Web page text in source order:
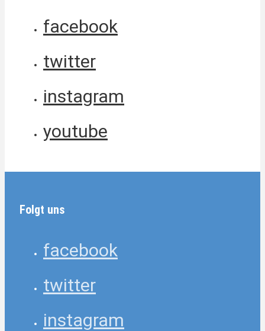
facebook
twitter
instagram
youtube
Folgt uns
facebook
twitter
instagram